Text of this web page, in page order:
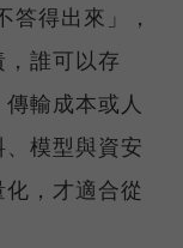
答得出來」，
誰可以存
輸成本或人
模型與資安
，才適合從